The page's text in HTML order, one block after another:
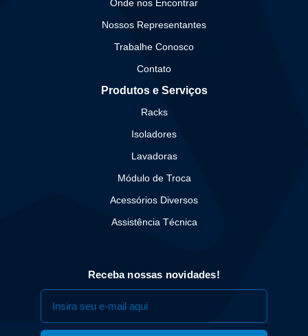
Onde nos Encontrar
Nossos Representantes
Trabalhe Conosco
Contato
Produtos e Serviços
Racks
Isoladores
Lavadoras
Módulo de Troca
Acessórios Diversos
Assistência Técnica
Receba nossas novidades!